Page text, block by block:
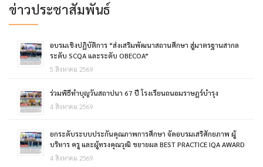
ข่าวประชาสัมพันธ์
อบรมเชิงปฏิบัติการ “ส่งเสริมพัฒนาสถานศึกษา สู่มาตรฐานสากล
ระดับ SCQA และระดับ OBECOA”
5 สิงหาคม 2569
ร่วมพิธีทำบุญวันสถาปนา 67 ปี โรงเรียนถนอมราษฎร์บำรุง
4 สิงหาคม 2569
ยกระดับระบบประกันคุณภาพการศึกษา จัดอบรมเสริศักยภาพ ผู้
บริหาร ครู และผู้ทรงคุณวุฒิ ขยายผล BEST PRACTICE IQA AWARD
4 สิงหาคม 2569